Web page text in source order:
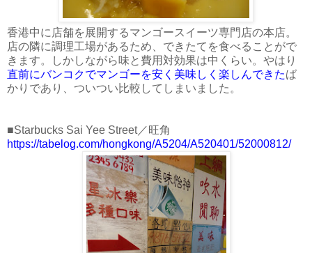
香港中に店舗を展開するマンゴースイーツ専門店の本店。
店の隣に調理工場があるため、できたてを食べることがで
きます。しかしながら味と費用対効果は中くらい。やはり
直前にバンコクでマンゴーを安く美味しく楽しんできたば
かりであり、ついつい比較してしまいました。
■Starbucks Sai Yee Street／旺角
https://tabelog.com/hongkong/A5204/A520401/52000812/